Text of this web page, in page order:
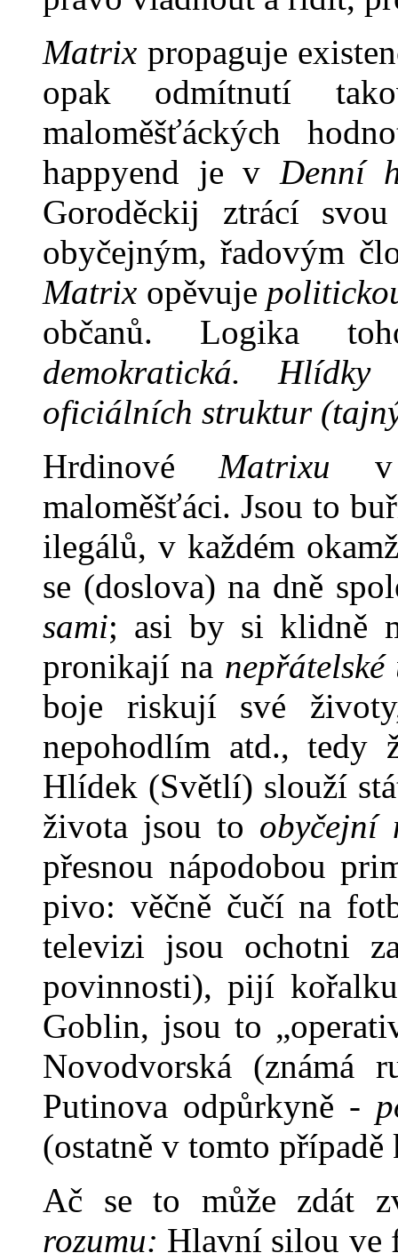
Matrix propaguje
opak odmítnutí
maloměšťáckých
happyend je v Denní
Goroděckij ztrácí
obyčejným, řadovým
Matrix opěvuje
občanů. Logika
demokratická. Hlídky
oficiálních struk­tur
HrdinovéMatrixu v
maloměšťáci. Jsou to
ilegálů, v každém
se (doslova) na dně
sami; asi by si klidně
pronikají na nepřátelské
boje riskují své
nepohodlím atd.,
Hlídek (Světlí) slouží
života jsou to obyčejní
přesnou nápodobou
pivo: věčně čučí na
televizi jsou ochotni
povinnosti), pijí
Goblin, jsou to
Novodvorská (známá
Putinova odpůrkyně -
(ostatně v tomto
Ač se to může zdát
rozumu: Hlavní silou ve